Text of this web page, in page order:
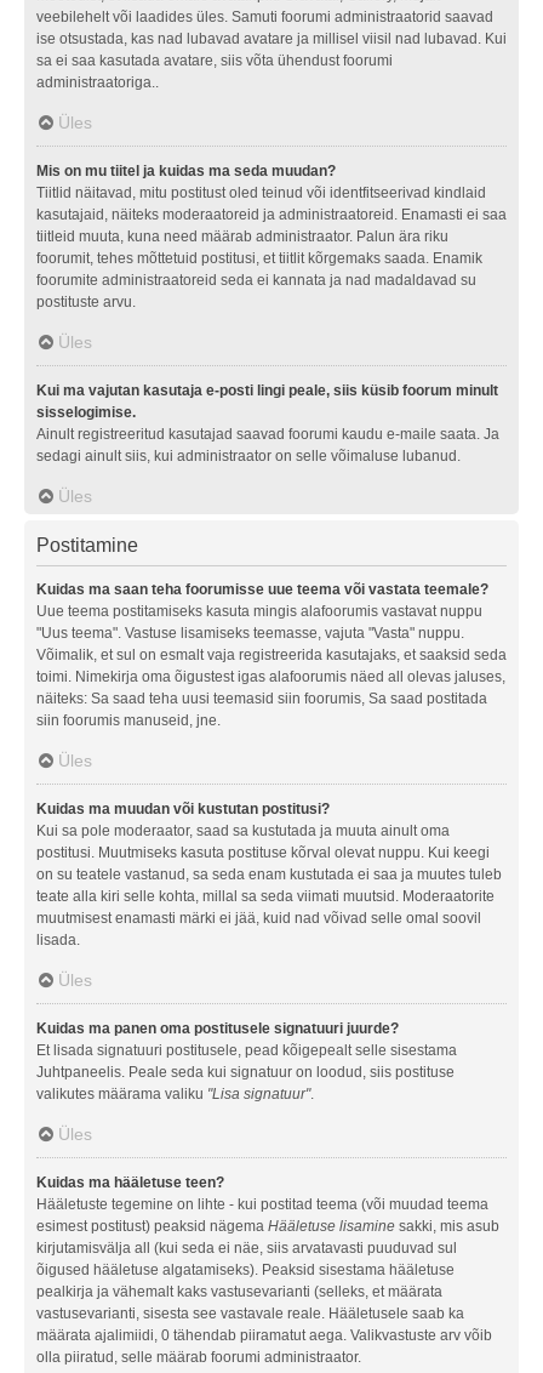
veebilehelt või laadides üles. Samuti foorumi administraatorid saavad
ise otsustada, kas nad lubavad avatare ja millisel viisil nad lubavad. Kui
sa ei saa kasutada avatare, siis võta ühendust foorumi
administraatoriga..
Üles
Mis on mu tiitel ja kuidas ma seda muudan?
Tiitlid näitavad, mitu postitust oled teinud või identfitseerivad kindlaid
kasutajaid, näiteks moderaatoreid ja administraatoreid. Enamasti ei saa
tiitleid muuta, kuna need määrab administraator. Palun ära riku
foorumit, tehes mõttetuid postitusi, et tiitlit kõrgemaks saada. Enamik
foorumite administraatoreid seda ei kannata ja nad madaldavad su
postituste arvu.
Üles
Kui ma vajutan kasutaja e-posti lingi peale, siis küsib foorum minult
sisselogimise.
Ainult registreeritud kasutajad saavad foorumi kaudu e-maile saata. Ja
sedagi ainult siis, kui administraator on selle võimaluse lubanud.
Üles
Postitamine
Kuidas ma saan teha foorumisse uue teema või vastata teemale?
Uue teema postitamiseks kasuta mingis alafoorumis vastavat nuppu
"Uus teema". Vastuse lisamiseks teemasse, vajuta "Vasta" nuppu.
Võimalik, et sul on esmalt vaja registreerida kasutajaks, et saaksid seda
toimi. Nimekirja oma õigustest igas alafoorumis näed all olevas jaluses,
näiteks: Sa saad teha uusi teemasid siin foorumis, Sa saad postitada
siin foorumis manuseid, jne.
Üles
Kuidas ma muudan või kustutan postitusi?
Kui sa pole moderaator, saad sa kustutada ja muuta ainult oma
postitusi. Muutmiseks kasuta postituse kõrval olevat nuppu. Kui keegi
on su teatele vastanud, sa seda enam kustutada ei saa ja muutes tuleb
teate alla kiri selle kohta, millal sa seda viimati muutsid. Moderaatorite
muutmisest enamasti märki ei jää, kuid nad võivad selle omal soovil
lisada.
Üles
Kuidas ma panen oma postitusele signatuuri juurde?
Et lisada signatuuri postitusele, pead kõigepealt selle sisestama
Juhtpaneelis. Peale seda kui signatuur on loodud, siis postituse
valikutes määrama valiku "Lisa signatuur".
Üles
Kuidas ma hääletuse teen?
Hääletuste tegemine on lihte - kui postitad teema (või muudad teema
esimest postitust) peaksid nägema Hääletuse lisamine sakki, mis asub
kirjutamisvälja all (kui seda ei näe, siis arvatavasti puuduvad sul
õigused hääletuse algatamiseks). Peaksid sisestama hääletuse
pealkirja ja vähemalt kaks vastusevarianti (selleks, et määrata
vastusevarianti, sisesta see vastavale reale. Hääletusele saab ka
määrata ajalimiidi, 0 tähendab piiramatut aega. Valikvastuste arv võib
olla piiratud, selle määrab foorumi administraator.